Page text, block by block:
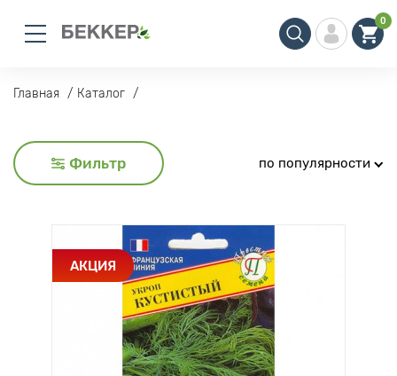
0
Главная Каталог
Фильтр по популярности
АКЦИЯ